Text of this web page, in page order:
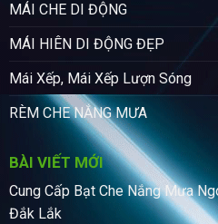
MÁI CHE DI ĐỘNG
MÁI HIÊN DI ĐỘNG ĐẸP
Mái Xếp, Mái Xếp Lượn Sóng
RÈM CHE NẮNG MƯA
BÀI VIẾT MỚI
Cung Cấp Bạt Che Nắng Mưa
Đắk Lắk